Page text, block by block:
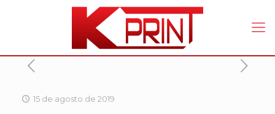
15 de agosto de 2019